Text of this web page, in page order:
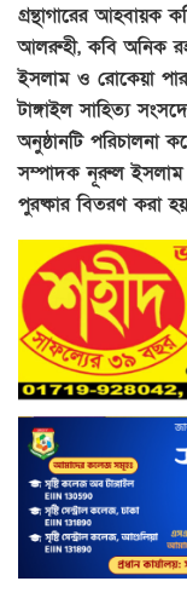
গ্রন্থাগারের আহবায়ক
আলরুহী, কবি অনিক
ইসলাম ও রোকেয়া
টাঙ্গাইল সাহিত্য
অনুষ্ঠানটি পরিচালনা
সম্পাদক নূরুল ইসলাম
পুরষ্কার বিতরণ করা